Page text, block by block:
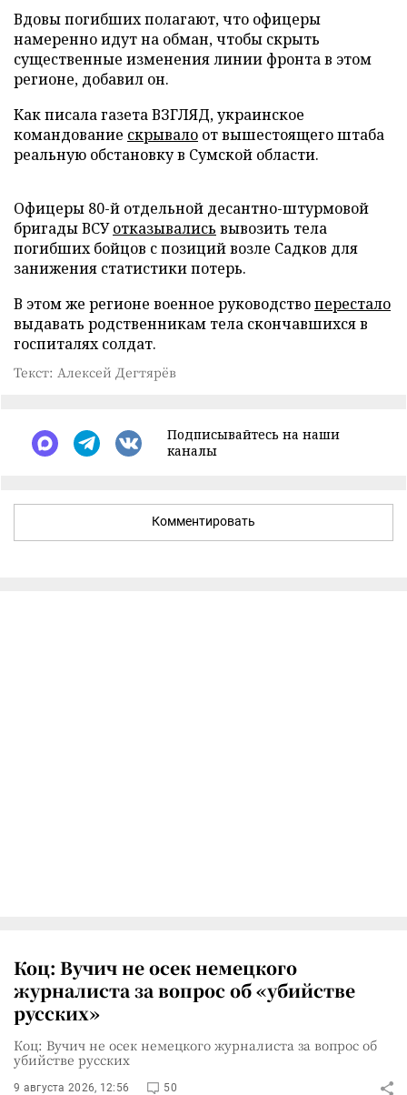
Вдовы погибших полагают, что офицеры
намеренно идут на обман, чтобы скрыть
существенные изменения линии фронта в этом
регионе, добавил он.
Как писала газета ВЗГЛЯД, украинское
командование скрывало от вышестоящего штаба
реальную обстановку в Сумской области.
Офицеры 80-й отдельной десантно-штурмовой
бригады ВСУотказывались вывозить тела
погибших бойцов с позиций возле Садков для
занижения статистики потерь.
В этом же регионе военное руководствоперестало
выдавать родственникам тела скончавшихся в
госпиталях солдат.
Текст: Алексей Дегтярёв
Подписывайтесь на наши
каналы
Комментировать
Коц: Вучич не осек немецкого
журналиста за вопрос об «убийстве
русских»
Коц: Вучич не осек немецкого журналиста за вопрос об
убийстве русских
9 августа 2026, 12:56 50